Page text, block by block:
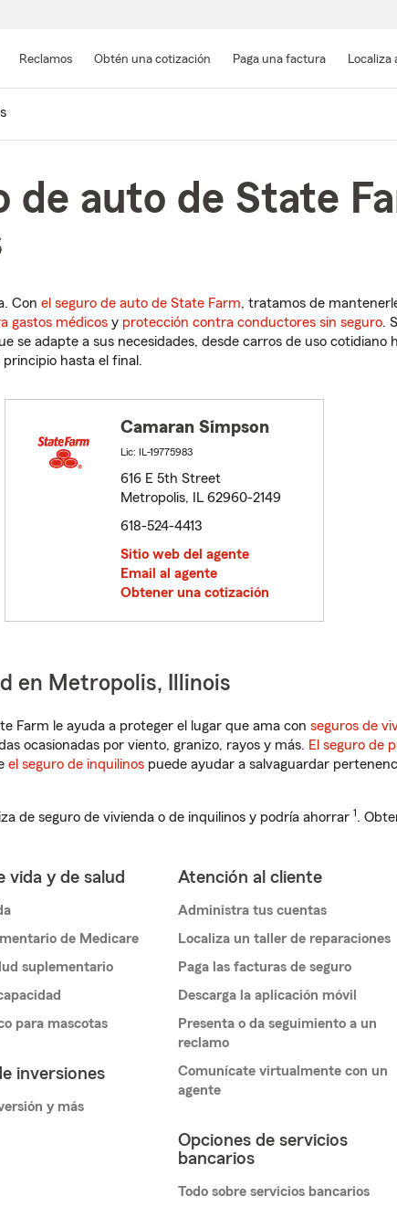
contenido
Reclamos Obtén una cotización Paga una factura Localiza
de auto de State
Con el seguro de auto de State Farm, tratamos de
gastos médicos y protección contra conductores sin seguro.
se adapte a sus necesidades, desde carros de uso cotidiano
hasta el final.
Camaran Simpson
Lic: IL-19775983
616 E 5th Street
Metropolis, IL 62960-2149
618-524-4413
Sitio web del agente
Email al agente
Obtener una cotización
en Metropolis, Illinois
Farm le ayuda a proteger el lugar que ama con seguros de
ocasionadas por viento, granizo, rayos y más. El seguro de
el seguro de inquilinos puede ayudar a salvaguardar
de seguro de vivienda o de inquilinos y podría ahorrar 1.
vida y de salud
de Medicare
suplementario
para mascotas
inversiones
y más
Atención al cliente
Administra tus cuentas
Localiza un taller de reparaciones
Paga las facturas de seguro
Descarga la aplicación móvil
Presenta o da seguimiento a un
reclamo
Comunícate virtualmente con un
agente
Opciones de servicios
bancarios
Todo sobre servicios bancarios